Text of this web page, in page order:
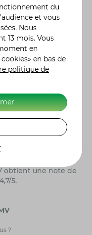
habitation,
4X4 etc. Une
des plus
comme l'assurance
réels. Vous
y incluant des
de l'utilisation ou
De la demande de
contrat assurance
en ligne. Nos 300
écoute pour vous
dans le choix de
l'histoire des
de référence.
Assurance Moto
obtient une note de
5.
?
du
et vous
Nous
13 mois. Vous
en
en bas de
politique de